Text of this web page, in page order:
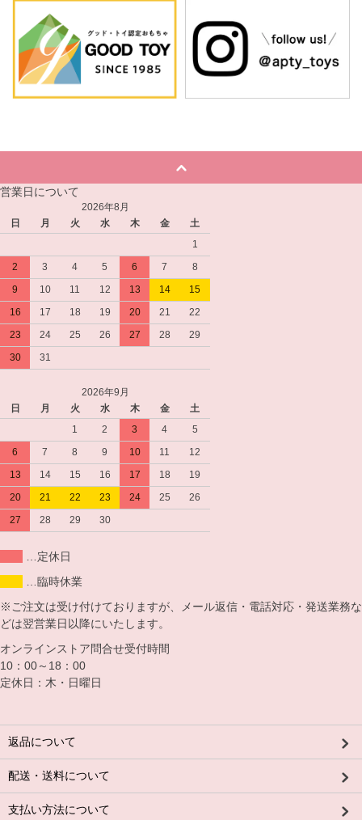
営業日について
2026年8月
日
月 火 水 木 金
土
1
2
3 4 5 6 7
8
9
10 11 12 13 14
15
16
17 18 19 20 21
22
23
24 25 26 27 28
29
30
31
2026年9月
日
月 火 水 木 金
土
1
2 3 4
5
6
7 8 9 10 11
12
13
14 15 16 17 18
19
20
21 22 23 24 25
26
27
28 29 30
…定休日
…臨時休業
※ご注文は受け付けておりますが、メール返信・電話対応・発送業務な
どは翌営業日以降にいたします。
オンラインストア問合せ受付時間
10：00～18：00
定休日：木・日曜日
返品について
配送・送料について
支払い方法について